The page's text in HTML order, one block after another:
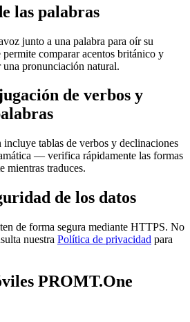
las palabras
junto a una palabra para oír su
comparar acentos británico y
una pronunciación natural.
de verbos y
tablas de verbos y declinaciones
— verifica rápidamente las formas
mientras traduces.
de los datos
de forma segura mediante HTTPS. No
nuestra Política de privacidad para
PROMT.One